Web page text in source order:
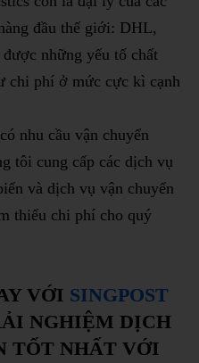
đầu thế giới: DHL,
những yếu tố chất
chi phí ở mức cực kì cạnh
nhu cầu vận chuyển
tôi cung cấp các dịch vụ
và dịch vụ vận chuyển
thiểu chi phí cho quý
VỚI SINGPOST
NGHIỆM DỊCH
TỐT NHẤT VỚI